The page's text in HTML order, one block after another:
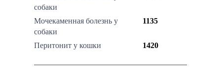
собаки
Мочекаменная болезнь у
собаки
1135
Перитонит у кошки 1420